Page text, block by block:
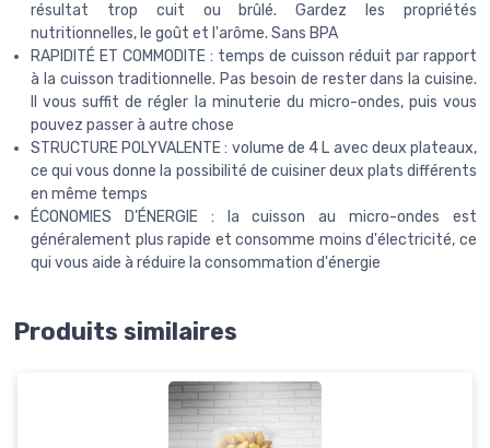
résultat trop cuit ou brûlé. Gardez les propriétés
nutritionnelles, le goût et l'arôme. Sans BPA
RAPIDITÉ ET COMMODITE : temps de cuisson réduit par rapport
à la cuisson traditionnelle. Pas besoin de rester dans la cuisine.
Il vous suffit de régler la minuterie du micro-ondes, puis vous
pouvez passer à autre chose
STRUCTURE POLYVALENTE : volume de 4 L avec deux plateaux,
ce qui vous donne la possibilité de cuisiner deux plats différents
en même temps
ÉCONOMIES D’ÉNERGIE : la cuisson au micro-ondes est
généralement plus rapide et consomme moins d'électricité, ce
qui vous aide à réduire la consommation d'énergie
Produits similaires